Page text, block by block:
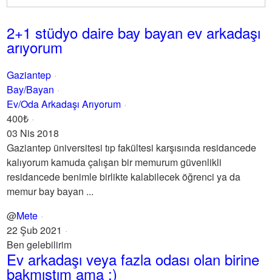
2+1 stüdyo daire bay bayan ev arkadaşı
arıyorum
Gaziantep
Bay/Bayan
Ev/Oda Arkadaşı Arıyorum
400₺
03 Nis 2018
Gaziantep üniversitesi tıp fakültesi karşısında residancede
kalıyorum kamuda çalışan bir memurum güvenlikli
residancede benimle birlikte kalabilecek öğrenci ya da
memur bay bayan ...
@Mete
22 Şub 2021
Ben gelebilirim
Ev arkadaşı veya fazla odası olan birine
bakmıştım ama :)